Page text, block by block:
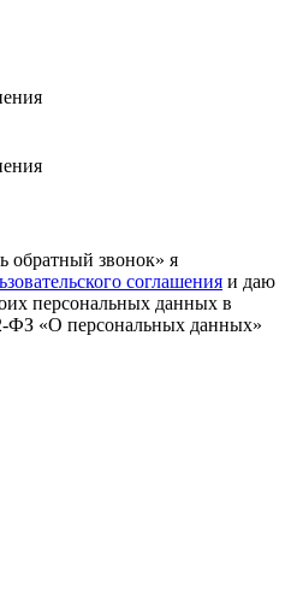
обратный звонок» я
соглашения и даю
персональных данных в
ФЗ «О персональных данных»